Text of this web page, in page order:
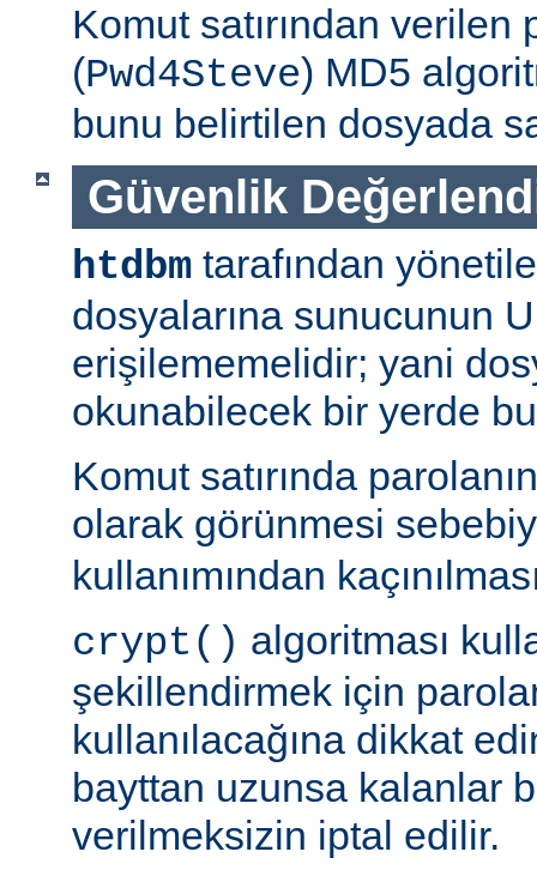
Komut satırından verilen
(Pwd4Steve) MD5
bunu belirtilen dosyada
Güvenlik
htdbm tarafından
dosyalarına sunucunun
erişilememelidir; yani
okunabilecek bir yerde
Komut satırında
olarak görünmesi
kullanımından
crypt() algoritması
şekillendirmek için
kullanılacağına dikkat
bayttan uzunsa kalanlar
verilmeksizin iptal edilir.